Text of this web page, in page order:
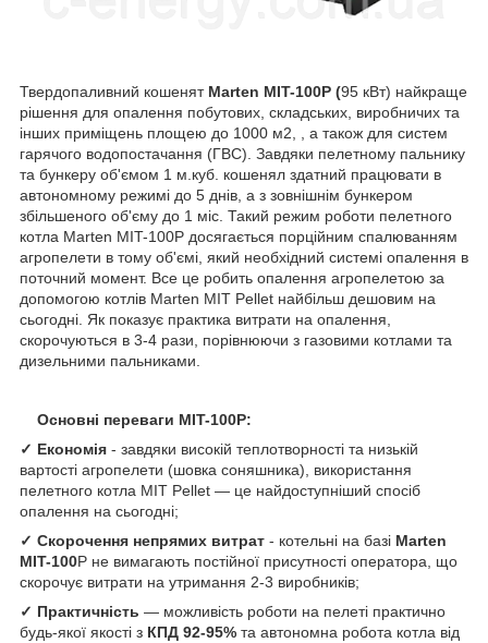
Твердопаливний кошенят Marten MIT-100P (95 кВт) найкраще
рішення для опалення побутових, складських, виробничих та
інших приміщень площею до 1000 м2, , а також для систем
гарячого водопостачання (ГВС). Завдяки пелетному пальнику
та бункеру об'ємом 1 м.куб. кошенял здатний працювати в
автономному режимі до 5 днів, а з зовнішнім бункером
збільшеного об'єму до 1 міс. Такий режим роботи пелетного
котла Marten MIT-100P досягається порційним спалюванням
агропелети в тому об'ємі, який необхідний системі опалення в
поточний момент. Все це робить опалення агропелетою за
допомогою котлів Marten MIT Pellet найбільш дешовим на
сьогодні. Як показує практика витрати на опалення,
скорочуються в 3-4 рази, порівнюючи з газовими котлами та
дизельними пальниками.
Основні переваги MIT-100P:
✓ Економія - завдяки високій теплотворності та низькій
вартості агропелети (шовка соняшника), використання
пелетного котла MIT Pellet — це найдоступніший спосіб
опалення на сьогодні;
✓ Скорочення непрямих витрат - котельні на базі Marten
MIT-100P не вимагають постійної присутності оператора, що
скорочує витрати на утримання 2-3 виробників;
✓ Практичність — можливість роботи на пелеті практично
будь-якої якості з КПД 92-95% та автономна робота котла від